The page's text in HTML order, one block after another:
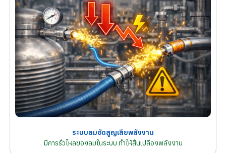
ระบบลมอัดสูญเสียพลังงาน
มีการรั่วไหลของลมในระบบ ทำให้สิ้นเปลืองพลังงาน